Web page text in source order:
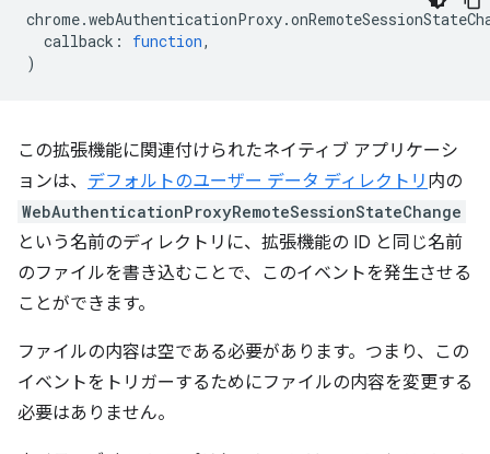
chrome.webAuthenticationProxy.
callback : function,
)
この拡張機能に関連付けられたネイティブ アプリケーシ
ョンは、 デフォルトのユーザー データ ディレクトリ 内の
WebAuthenticationProxyRemoteSessionStateChange
という名前のディレクトリに、拡張機能の ID と同じ名前
のファイルを書き込むことで、このイベントを発生させる
ことができます。
ファイルの内容は空である必要があります。つまり、この
イベントをトリガーするためにファイルの内容を変更する
必要はありません。